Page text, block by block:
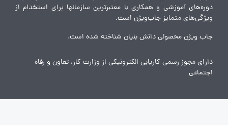
جاب ویژن بعنوان اولین ارائه دهنده بسته جامع خدمات کاریابی و
استخدام، تجربه برگزاری موفق ادوار مختلف نمایشگاه‌های کار شریف و
ایران را در کارنامه کاری خود دارد. سیستم هوشمند انطباق، رزومه ساز
دوره‌های آموزشی و همکاری با معتبرترین سازمانها برای استخدام از
ویژگی‌های متمایز جاب‌ویژن است.